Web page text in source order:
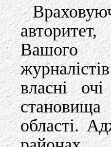
Вашого
власні
області.